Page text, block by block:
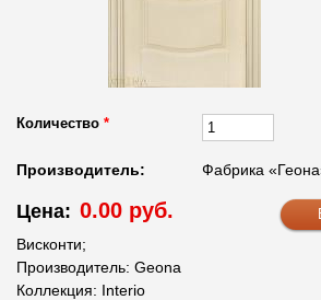
Количество *
Производитель: Фабрика
Цена: 0.00 руб.
Висконти;
Производитель: Geona
Коллекция: Interio